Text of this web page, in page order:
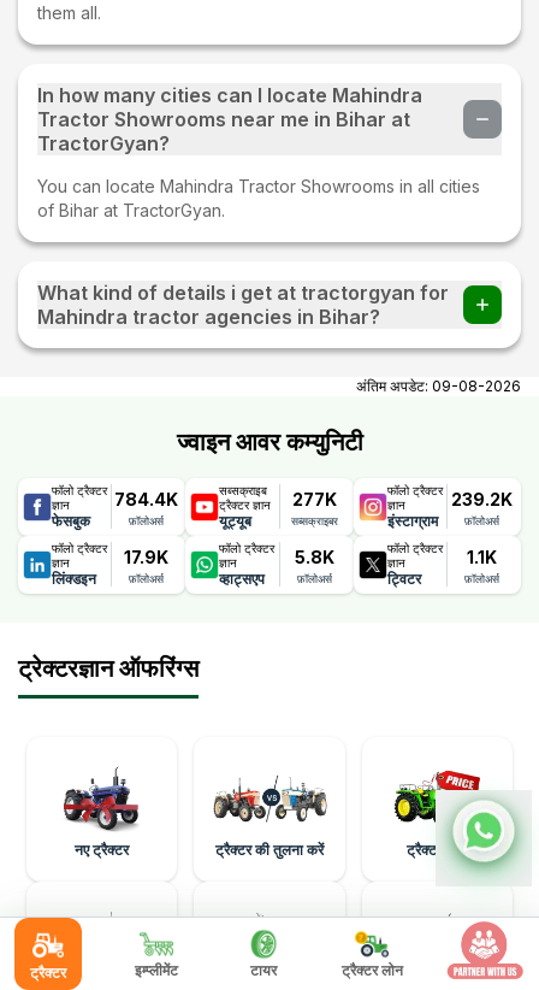
them all.
In how many cities can I locate Mahindra
Tractor Showrooms near me in Bihar at
TractorGyan?
You can locate Mahindra Tractor Showrooms in all cities
of Bihar at TractorGyan.
What kind of details i get at tractorgyan for
Mahindra tractor agencies in Bihar?
At tractorgyan get Mahindra tractor showrooms in Bihar
contact number, email, city, pincode, address.
अंतिम अपडेट: 09-08-2026
ज्वाइन आवर कम्युनिटी
फॉलो ट्रैक्टर
ज्ञान
फेसबुक
784.4K
फ़ॉलोअर्स
सब्सक्राइब
ट्रैक्टर ज्ञान
यूट्यूब
277K
सब्सक्राइबर
फॉलो ट्रैक्टर
ज्ञान
इंस्टाग्राम
239.2K
फ़ॉलोअर्स
फॉलो ट्रैक्टर
ज्ञान
लिंक्डइन
17.9K
फ़ॉलोअर्स
फॉलो ट्रैक्टर
ज्ञान
व्हाट्सएप
5.8K
फ़ॉलोअर्स
फॉलो ट्रैक्टर
ज्ञान
ट्विटर
1.1K
फ़ॉलोअर्स
ट्रेक्टरज्ञान ऑफरिंग्स
नए ट्रैक्टर ट्रैक्टर की तुलना करें ट्रैक्टर मूल्य
ट्रैक्टर इम्प्लीमेंट टायर ट्रैक्टर लोन